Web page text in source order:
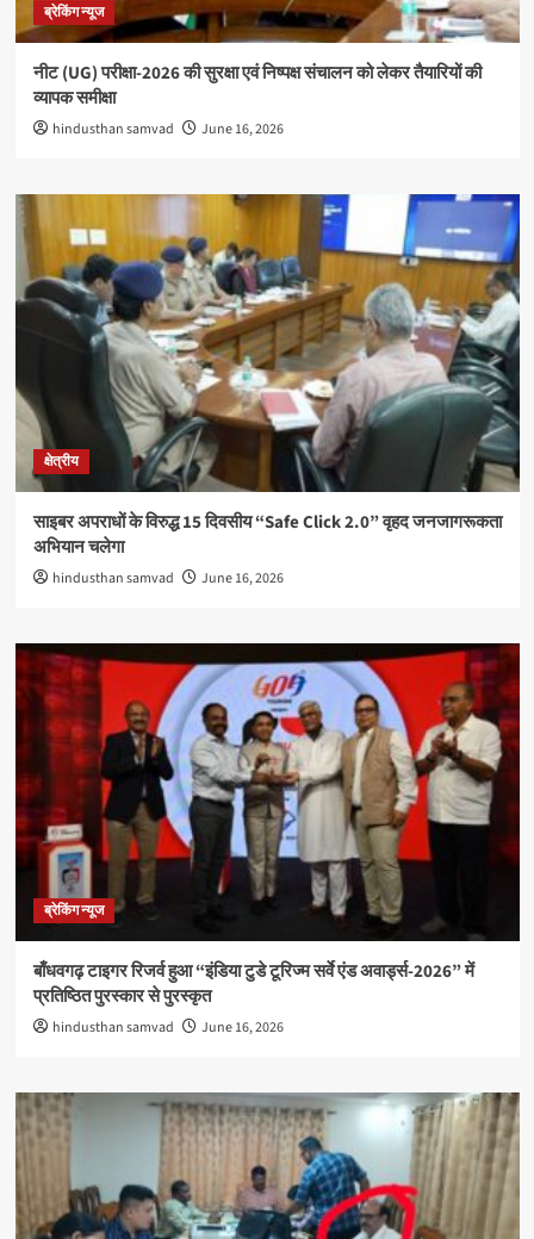
ब्रेकिंग न्यूज
नीट (UG) परीक्षा-2026 की सुरक्षा एवं निष्पक्ष संचालन को लेकर तैयारियों की
व्यापक समीक्षा
hindusthan samvad June 16, 2026
क्षेत्रीय
साइबर अपराधों के विरुद्ध 15 दिवसीय “Safe Click 2.0” वृहद जनजागरूकता
अभियान चलेगा
hindusthan samvad June 16, 2026
ब्रेकिंग न्यूज
बाँधवगढ़ टाइगर रिजर्व हुआ “इंडिया टुडे टूरिज्म सर्वे एंड अवार्ड्स-2026” में
प्रतिष्ठित पुरस्कार से पुरस्कृत
hindusthan samvad June 16, 2026